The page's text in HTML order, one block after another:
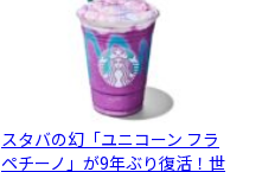
スタバの幻「ユニコーン フラ
ペチーノ」が9年ぶり復活！世